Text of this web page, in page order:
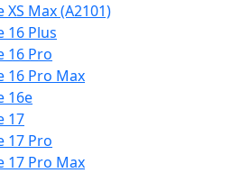
Max (A2101)
16 Plus
16 Pro
16 Pro Max
16e
17
17 Pro
17 Pro Max